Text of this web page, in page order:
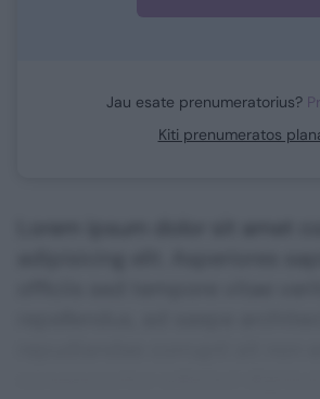
Jau esate prenumeratorius?
Kiti prenumeratos